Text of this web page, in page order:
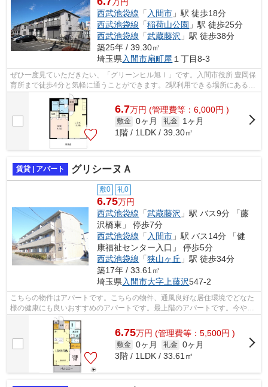
西武池袋線 「 入間市 」駅 徒歩18分
西武池袋線 「稲荷山公園 」駅 徒歩25分
西武池袋線 「武蔵藤沢 」駅 徒歩38分
築25年 / 39.30㎡
埼玉県 入間市扇町屋 １丁目8-3
ぜひ一度見ていただきたい、「グリーンヒル旭Ⅰ」です。入間市役所 豊岡保
育所まで徒歩4分と気軽に通うことができます。2駅利用できる場所にあるの
で利便性が高いです。ネットの回線工...
6.7万円 (管理費等：6,000円 )
敷金 0ヶ月 礼金
1ヶ月
1階 / 1LDK / 39.30㎡
賃貸 | アパート グリシーヌＡ
敷0 礼0
6.75万円
西武池袋線 「武蔵藤沢 」駅 バス9分 「藤
沢橋東」 停歩7分
西武池袋線 「 入間市 」駅 バス14分 「健
康福祉センター入口」 停歩5分
西武池袋線 「狭山ヶ丘 」駅 徒歩34分
築17年 / 33.61㎡
埼玉県入間市大字上藤沢547-2
こちらの物件はアパートです。こちらの物件、通風良好な居住環境でどなた
様の健康にも良いおすすめのアパートです。最上階のアパートです。今や必
需品ともなったネット。こちらはイン...
6.75万円 (管理費等：5,500円 )
敷金 0ヶ月 礼金 0ヶ月
3階 / 1LDK / 33.61㎡